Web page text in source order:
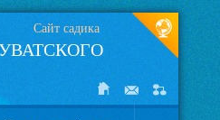
Сайт садика